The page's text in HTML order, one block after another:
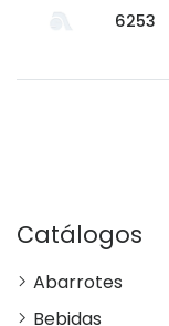
6253
Catálogos
Abarrotes
Bebidas